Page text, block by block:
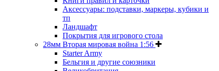
Аксессуары: подставки, маркеры, кубики и
тп
Ландшафт
Покрытия для игрового стола
28мм Вторая мировая война 1:56
Starter Army
Бельгия и другие союзники